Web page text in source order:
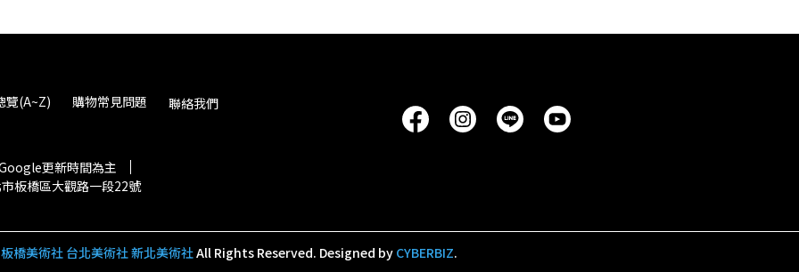
覽(A~Z) 購物常見問題 聯絡我們
更新時間為主
板橋區大觀路一段22號
橋美術社 台北美術社 新北美術社All Rights Reserved. Designed by CYBERBIZ.